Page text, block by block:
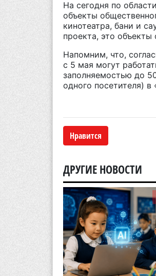
На сегодня по
объекты
кинотеатра, бани и
проекта, это
Напомним, что,
с 5 мая могут
заполняемостью до
одного посетителя) в
Нравится
ДРУГИЕ НОВОСТИ